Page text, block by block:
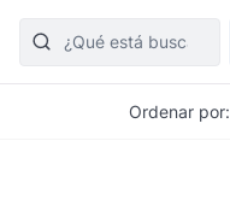
Ordenar por: